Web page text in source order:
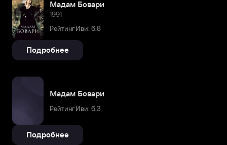
Мадам Бовари
1991
Рейтинг Иви: 6,8
Подробнее
Мадам Бовари
Рейтинг Иви: 6,3
Подробнее